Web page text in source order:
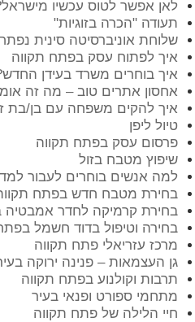
לאן אפשר לטוס עכשיו
תעודה "הכרה בזוגיות"
שלוחת אוניברסיטה סינית
איך לפתוח עסק בפתח תקווה
איך בוחרים משרד בעידן
אחסון אתרים טוב – מה זה
איך להקים משפחה עם בן/בת
טיול ליפן
פרסום עסק בפתח תקווה
שיפוץ מטבח בזול
למה אנשים בוחרים לעבור
בחירת מטבח חדש בפתח
בחירת קרמיקה לחדר אמבטיה
בחירה וטיפול בדוד חשמל
מרכז עזריאלי פתח תקווה
גן העצמאות – פנינה ירוקה
תרבות וקולנוע בפתח תקווה
מתחמי ספורט ופנאי בעיר
חיי הלילה של פתח תקווה